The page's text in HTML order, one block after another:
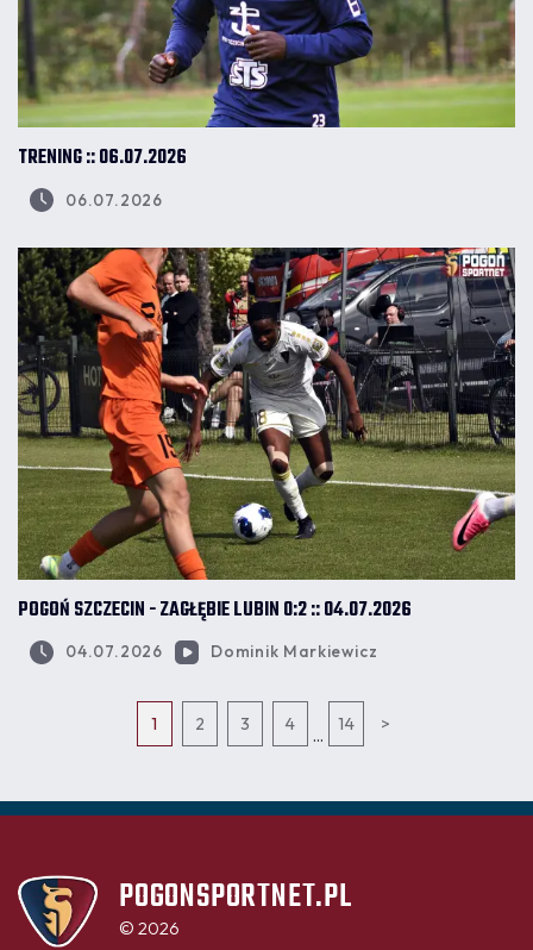
TRENING :: 06.07.2026
06.07.2026
POGOŃ SZCZECIN - ZAGŁĘBIE LUBIN 0:2 :: 04.07.2026
04.07.2026 Dominik Markiewicz
1 2 3 4
...
14 >
POGONSPORTNET.PL
© 2026